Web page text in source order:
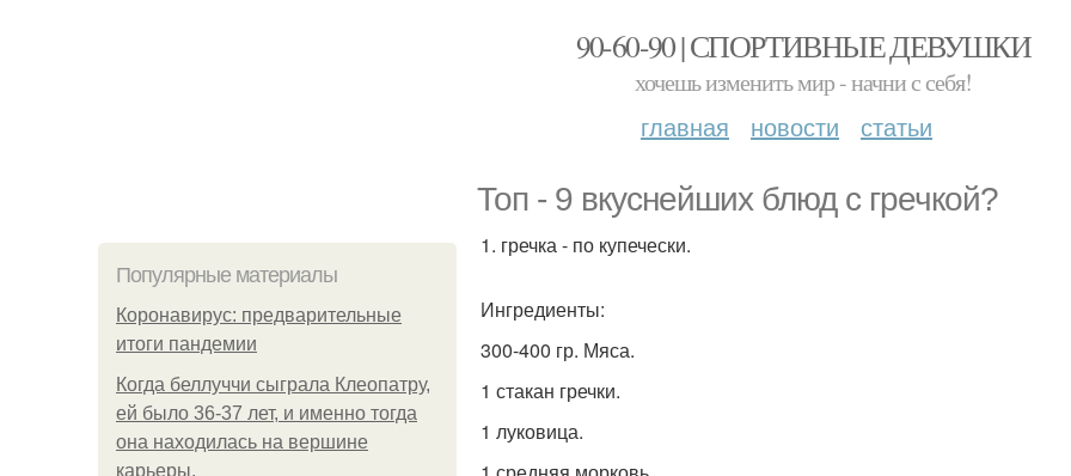
90-60-90 | СПОРТИВНЫЕ ДЕВУШКИ
хочешь изменить мир - начни с себя!
главная новости статьи
Топ - 9 вкуснейших блюд с гречкой?
Популярные материалы
Коронавирус: предварительные
итоги пандемии
Когда беллуччи сыграла Клеопатру,
ей было 36-37 лет, и именно тогда
она находилась на вершине
карьеры.
1. гречка - по купечески.
Ингредиенты:
300-400 гр. Мяса.
1 стакан гречки.
1 луковица.